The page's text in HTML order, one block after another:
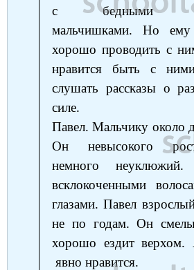
с бедными
мальчишками. Но ему
хорошо проводить с
нравится быть с
слушать рассказы о
силе.
Павел. Мальчику около
Он невысокого
немного
всклокоченными
глазами. Павел
не по годам. Он
хорошо ездит верхом.
явно нравится.